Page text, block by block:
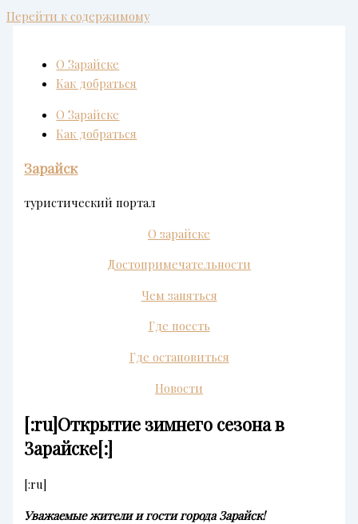
Перейти к содержимому
О Зарайске
Как добраться
О Зарайске
Как добраться
Зарайск
туристический портал
О зарайске
Достопримечательности
Чем заняться
Где поесть
Где остановиться
Новости
[:ru]Открытие зимнего сезона в
Зарайске[:]
[:ru]
Уважаемые жители и гости города Зарайск!